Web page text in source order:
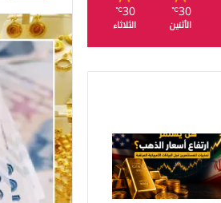
30
℃
الأثنين
30
℃
الثلاثاء